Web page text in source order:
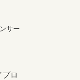
サー
ロ